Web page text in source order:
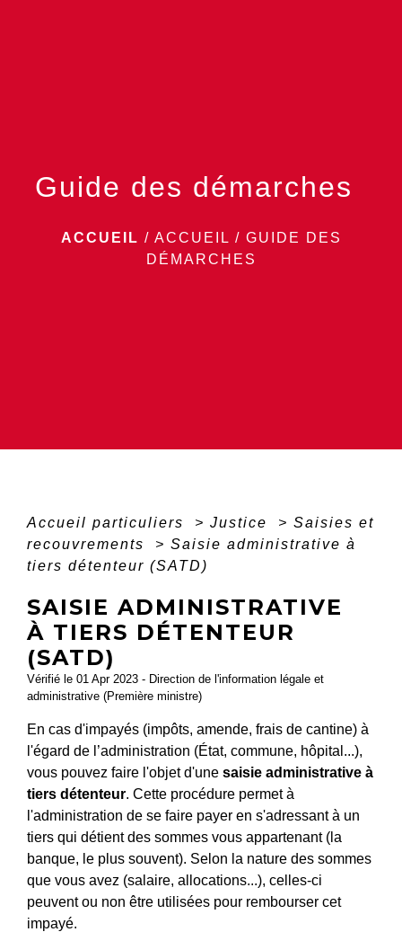
Guide des démarches
ACCUEIL / ACCUEIL / GUIDE DES
DÉMARCHES
Accueil particuliers > Justice > Saisies et
recouvrements
> Saisie administrative à
tiers détenteur (SATD)
SAISIE ADMINISTRATIVE
À TIERS DÉTENTEUR
(SATD)
Vérifié le 01 Apr 2023 - Direction de l'information légale et
administrative (Première ministre)
En cas d'impayés (impôts, amende, frais de cantine) à
l'égard de l’administration (État, commune, hôpital...),
vous pouvez faire l'objet d'une saisie administrative à
tiers détenteur. Cette procédure permet à
l'administration de se faire payer en s'adressant à un
tiers qui détient des sommes vous appartenant (la
banque, le plus souvent). Selon la nature des sommes
que vous avez (salaire, allocations...), celles-ci
peuvent ou non être utilisées pour rembourser cet
impayé.